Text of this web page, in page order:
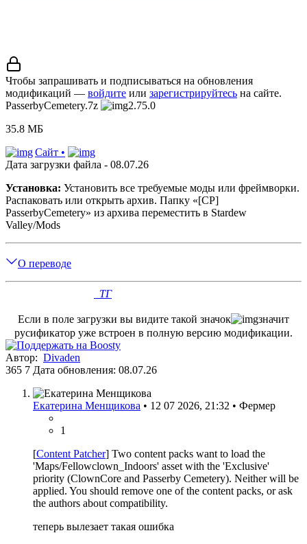
Чтобы запрашивать и подписываться на обновления
модификаций — войдите или зарегистрируйтесь на сайте.
PasserbyCemetery.7z
2.75.0
35.8 МБ
Сайт •
Дата загрузки файла - 08.07.26
Установка: Установить все требуемые моды или фреймворки.
Распаковать или открыть архив. Папку «[CP]
PasserbyCemetery» из архива переместить в Stardew
Valley/Mods
О переводе
ТГ
Если в поле загрузки вы видите такой значокㅤ
ㅤзначит
русификатор уже встроен в полную версию модификации.
Автор: Divaden
365 7 Дата обновления: 08.07.26
Екатерина Менщикова • 12 07 2026, 21:32 • Фермер
1
[Content Patcher] Two content packs want to load the
'Maps/Fellowclown_Indoors' asset with the 'Exclusive'
priority (ClownCore and Passerby Cemetery). Neither will be
applied. You should remove one of the content packs, or ask
the authors about compatibility.
теперь вылезает такая ошибка